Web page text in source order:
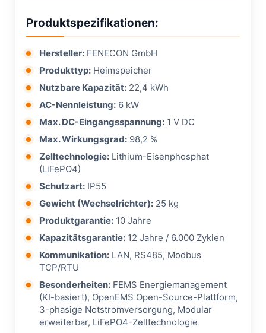
Produktspezifikationen:
Hersteller: FENECON GmbH
Produkttyp: Heimspeicher
Nutzbare Kapazität: 22,4 kWh
AC-Nennleistung: 6 kW
Max. DC-Eingangsspannung: 1 V DC
Max. Wirkungsgrad: 98,2 %
Zelltechnologie: Lithium-Eisenphosphat
(LiFePO4)
Schutzart: IP55
Gewicht (Wechselrichter): 25 kg
Produktgarantie: 10 Jahre
Kapazitätsgarantie: 12 Jahre / 6.000 Zyklen
Kommunikation: LAN, RS485, Modbus
TCP/RTU
Besonderheiten: FEMS Energiemanagement
(KI-basiert), OpenEMS Open-Source-Plattform,
3-phasige Notstromversorgung, Modular
erweiterbar, LiFePO4-Zelltechnologie